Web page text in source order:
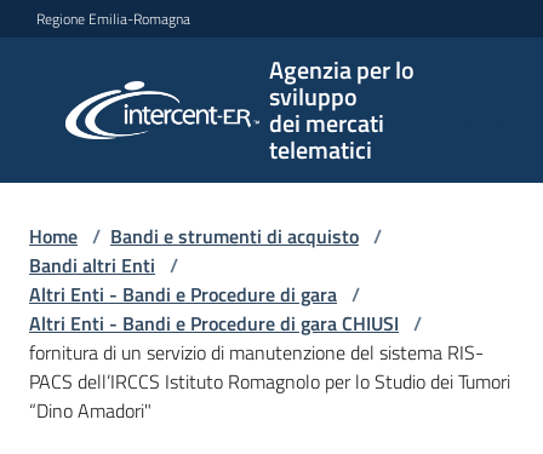
Vai al contenuto
Vai alla navigazione
Vai al footer
Regione Emilia-Romagna
Agenzia per lo
sviluppo
dei mercati
telematici
per lo
sviluppo
telematici
L'Agenzia
Home / Bandi e strumenti di acquisto /
Bandi altri Enti /
Altri Enti - Bandi e Procedure di gara /
Altri Enti - Bandi e Procedure di gara CHIUSI /
fornitura di un servizio di manutenzione del sistema RIS-
PACS dell’IRCCS Istituto Romagnolo per lo Studio dei Tumori
“Dino Amadori"